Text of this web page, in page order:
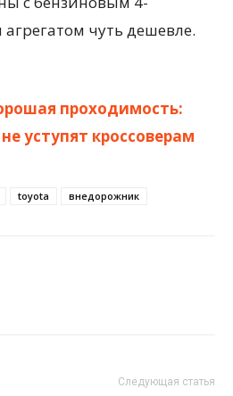
чуть дешевле.
проходимость:
уступят кроссоверам
toyota внедорожник
Следующая статья